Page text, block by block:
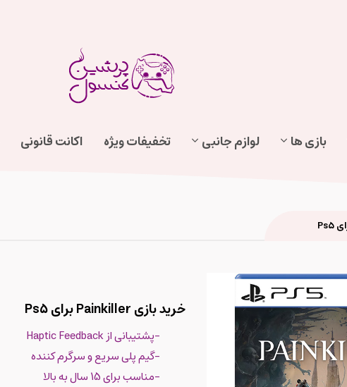
بازی ها لوازم جانبی تخفیفات ویژه اکانت قانونی
خرید بازی Painkiller برای Ps5
-پشتیبانی از Haptic Feedback
-گیم پلی سریع و سرگرم کننده
-مناسب برای 15 سال به بالا